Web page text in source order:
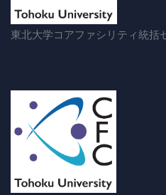
東北大学コアファシリティ統括